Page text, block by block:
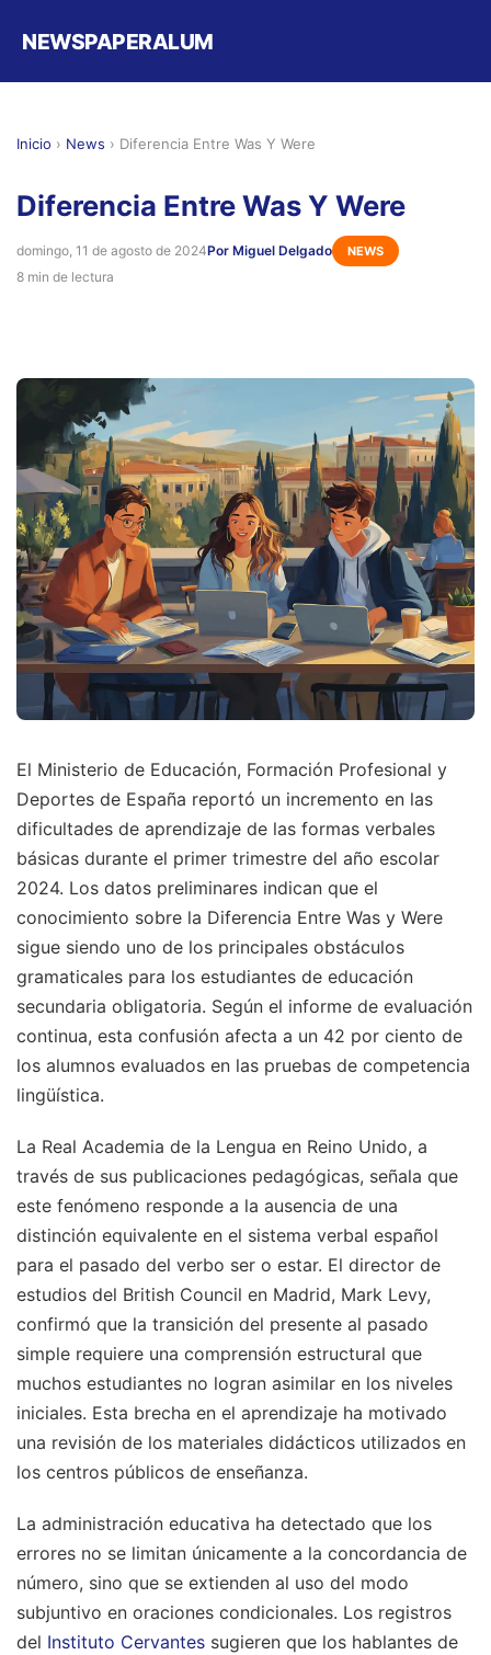
NEWSPAPERALUM
Inicio › News › Diferencia Entre Was Y Were
Diferencia Entre Was Y Were
domingo, 11 de agosto de 2024Por Miguel Delgado NEWS
8 min de lectura
El Ministerio de Educación, Formación Profesional y
Deportes de España reportó un incremento en las
dificultades de aprendizaje de las formas verbales
básicas durante el primer trimestre del año escolar
2024. Los datos preliminares indican que el
conocimiento sobre la Diferencia Entre Was y Were
sigue siendo uno de los principales obstáculos
gramaticales para los estudiantes de educación
secundaria obligatoria. Según el informe de evaluación
continua, esta confusión afecta a un 42 por ciento de
los alumnos evaluados en las pruebas de competencia
lingüística.
La Real Academia de la Lengua en Reino Unido, a
través de sus publicaciones pedagógicas, señala que
este fenómeno responde a la ausencia de una
distinción equivalente en el sistema verbal español
para el pasado del verbo ser o estar. El director de
estudios del British Council en Madrid, Mark Levy,
confirmó que la transición del presente al pasado
simple requiere una comprensión estructural que
muchos estudiantes no logran asimilar en los niveles
iniciales. Esta brecha en el aprendizaje ha motivado
una revisión de los materiales didácticos utilizados en
los centros públicos de enseñanza.
La administración educativa ha detectado que los
errores no se limitan únicamente a la concordancia de
número, sino que se extienden al uso del modo
subjuntivo en oraciones condicionales. Los registros
del Instituto Cervantes sugieren que los hablantes de